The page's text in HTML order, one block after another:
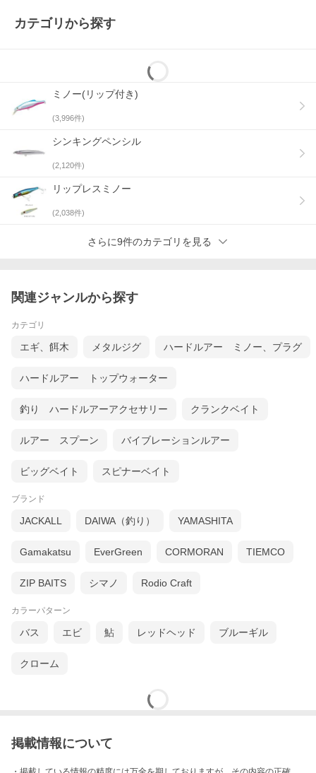
カテゴリから探す
ミノー(リップ付き)
(3,996件)
シンキングペンシル
(2,120件)
リップレスミノー
(2,038件)
さらに9件のカテゴリを見る
関連ジャンルから探す
カテゴリ
エギ、餌木 メタルジグ ハードルアー ミノー、プラグ
ハードルアー トップウォーター
釣り ハードルアーアクセサリー クランクベイト
ルアー スプーン バイブレーションルアー
ビッグベイト スピナーベイト
ブランド
JACKALL DAIWA（釣り） YAMASHITA
Gamakatsu EverGreen CORMORAN TIEMCO
ZIP BAITS シマノ Rodio Craft
カラーパターン
バス エビ 鮎 レッドヘッド ブルーギル
クローム
掲載情報について